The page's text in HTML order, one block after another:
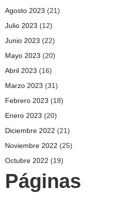
Agosto 2023 (21)
Julio 2023 (12)
Junio 2023 (22)
Mayo 2023 (20)
Abril 2023 (16)
Marzo 2023 (31)
Febrero 2023 (18)
Enero 2023 (20)
Diciembre 2022 (21)
Noviembre 2022 (25)
Octubre 2022 (19)
Páginas